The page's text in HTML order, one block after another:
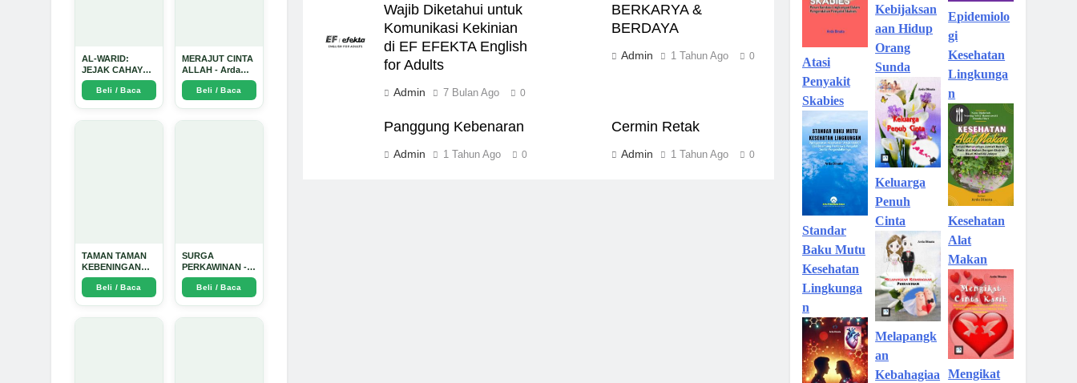
AL-WARID:
JEJAK CAHAYA
DI ANTARA DUA
ZAMAN - Arda
Dinata
Beli / Baca
MERAJUT CINTA
ALLAH - Arda
Dinata
Beli / Baca
TAMAN TAMAN
KEBENINGAN
HATI - Arda
DinataBeli / Baca
SURGA
PERKAWINAN -
Arda Dinata
Beli / Baca
Wajib Diketahui untuk
Komunikasi Kekinian
di EF EFEKTA English
for Adults
Admin 7 Bulan Ago 0
BERKARYA &
BERDAYA
Admin 1 Tahun Ago 0
Panggung Kebenaran
Admin 1 Tahun Ago 0
Cermin Retak
Admin 1 Tahun Ago 0
Atasi
Penyakit
Skabies
Standar
Baku Mutu
Kesehatan
Lingkunga
n
Kebijaksan
aan Hidup
Orang
Sunda
Keluarga
Penuh
Cinta
Melapangk
an
Kebahagiaa
Epidemiolo
gi
Kesehatan
Lingkunga
n
Kesehatan
Alat
Makan
Mengikat